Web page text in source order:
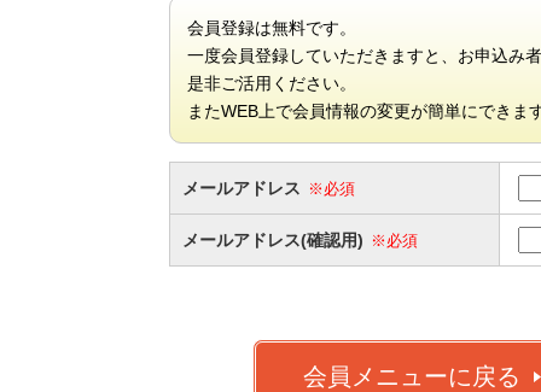
会員登録は無料です。
一度会員登録していただきますと、お申込み
是非ご活用ください。
またWEB上で会員情報の変更が簡単にできま
メールアドレス ※必須
メールアドレス(確認用) ※必須
会員メニューに戻る